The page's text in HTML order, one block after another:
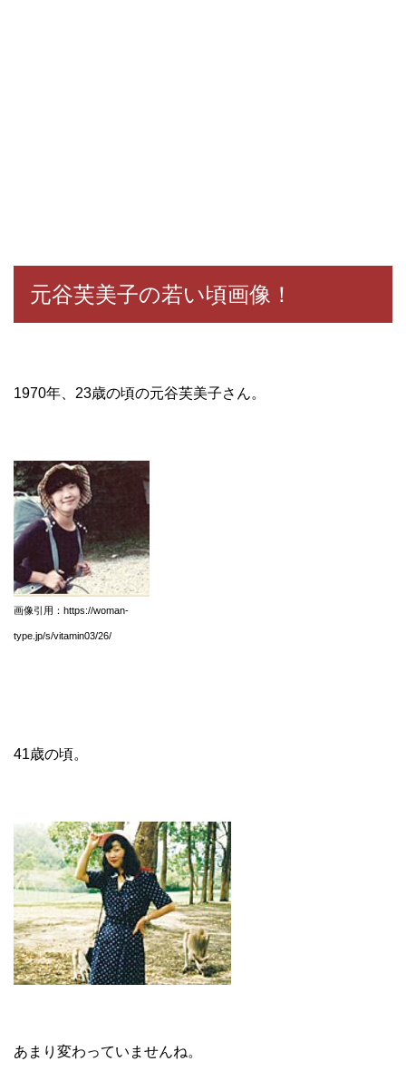
元谷芙美子の若い頃画像！
1970年、23歳の頃の元谷芙美子さん。
画像引用：https://woman-
type.jp/s/vitamin03/26/
41歳の頃。
あまり変わっていませんね。